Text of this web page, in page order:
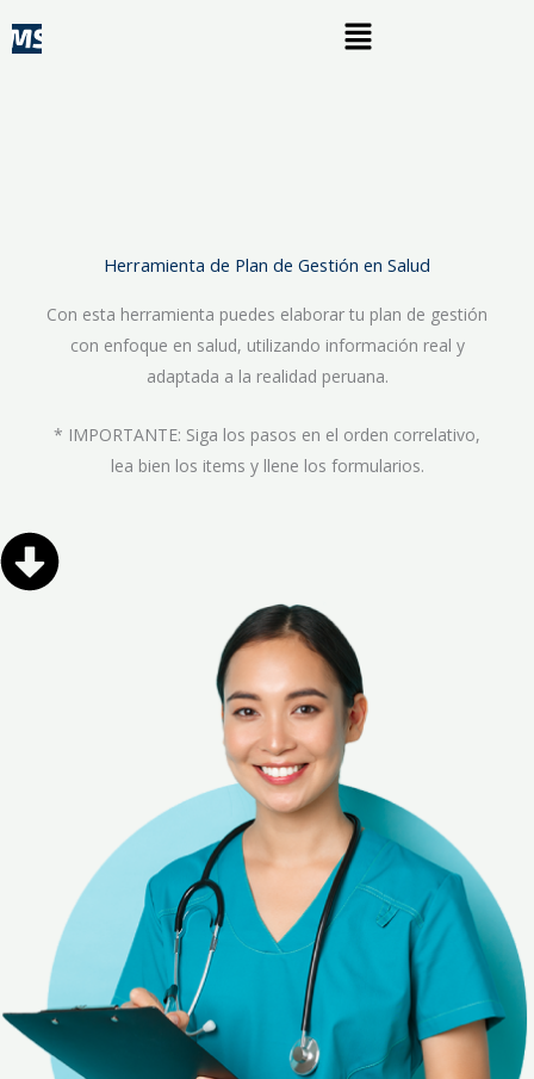
Menú
Herramienta de Plan de Gestión en Salud
Con esta herramienta puedes elaborar tu plan de gestión
con enfoque en salud, utilizando información real y
adaptada a la realidad peruana.
* IMPORTANTE: Siga los pasos en el orden correlativo,
lea bien los items y llene los formularios.